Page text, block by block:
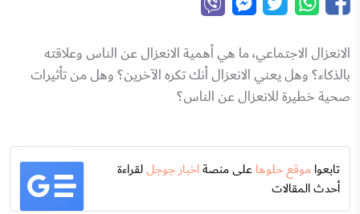
الانعزال الاجتماعي، ما هي أهمية الانعزال عن الناس وعلاقته
بالذكاء؟ وهل يعني الانعزال أنك تكره الآخرين؟ وهل من تأثيرات
صحية خطيرة للانعزال عن الناس؟
تابعواموقع حلوهاعلى منصةاخبار جوجللقراءة
أحدث المقالات